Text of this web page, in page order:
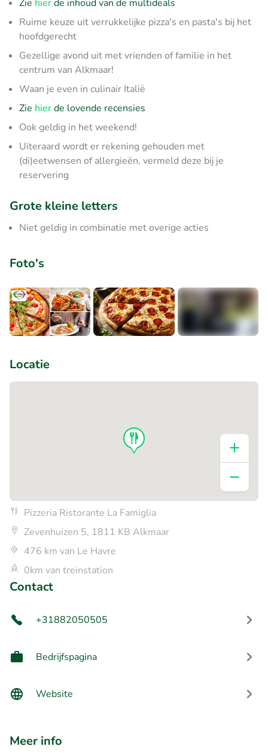
Zie hierde inhoud van de multideals
Ruime keuze uit verrukkelijke pizza's en pasta's bij het
hoofdgerecht
Gezellige avond uit met vrienden of familie in het
centrum van Alkmaar!
Waan je even in culinair Italië
Zie hierde lovende recensies
Ook geldig in het weekend!
Uiteraard wordt er rekening gehouden met
(di)eetwensen of allergieën, vermeld deze bij je
reservering
Grote kleine letters
Niet geldig in combinatie met overige acties
Foto's
Locatie
Pizzeria Ristorante La Famiglia
Zevenhuizen 5, 1811 KB Alkmaar
476 km van Le Havre
0km van treinstation
Contact
+31882050505
Bedrijfspagina
Website
Meer info